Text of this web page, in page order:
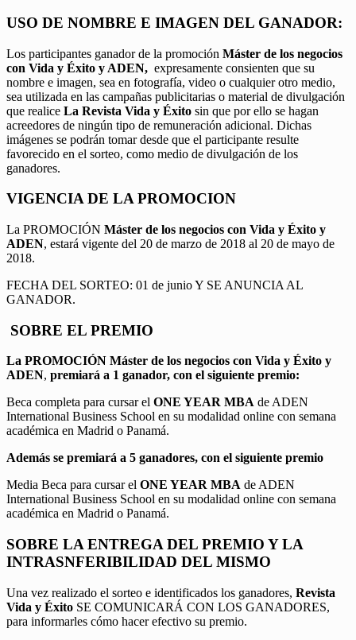
USO DE NOMBRE E IMAGEN DEL GANADOR:
Los participantes ganador de la promoción Máster de los negocios
con Vida y Éxito y ADEN, expresamente consienten que su
nombre e imagen, sea en fotografía, video o cualquier otro medio,
sea utilizada en las campañas publicitarias o material de divulgación
que realice La Revista Vida y Éxito sin que por ello se hagan
acreedores de ningún tipo de remuneración adicional. Dichas
imágenes se podrán tomar desde que el participante resulte
favorecido en el sorteo, como medio de divulgación de los
ganadores.
VIGENCIA DE LA PROMOCION
La PROMOCIÓN Máster de los negocios con Vida y Éxito y
ADEN, estará vigente del 20 de marzo de 2018 al 20 de mayo de
2018.
FECHA DEL SORTEO: 01 de junio Y SE ANUNCIA AL
GANADOR.
SOBRE EL PREMIO
La PROMOCIÓN Máster de los negocios con Vida y Éxito y
ADEN, premiará a 1 ganador, con el siguiente premio:
Beca completa para cursar el ONE YEAR MBA de ADEN
International Business School en su modalidad online con semana
académica en Madrid o Panamá.
Además se premiará a 5 ganadores, con el siguiente premio
Media Beca para cursar el ONE YEAR MBA de ADEN
International Business School en su modalidad online con semana
académica en Madrid o Panamá.
SOBRE LA ENTREGA DEL PREMIO Y LA
INTRASNFERIBILIDAD DEL MISMO
Una vez realizado el sorteo e identificados los ganadores, Revista
Vida y Éxito SE COMUNICARÁ CON LOS GANADORES,
para informarles cómo hacer efectivo su premio.